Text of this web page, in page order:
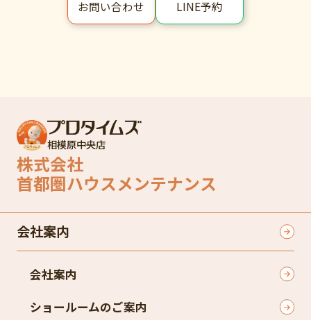
お問い合わせ LINE予約
相模原中央店
株式会社
首都圏ハウスメンテナンス
会社案内
会社案内
ショールームのご案内